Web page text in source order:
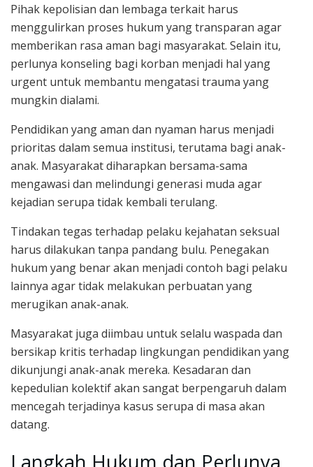
Pihak kepolisian dan lembaga terkait harus
menggulirkan proses hukum yang transparan agar
memberikan rasa aman bagi masyarakat. Selain itu,
perlunya konseling bagi korban menjadi hal yang
urgent untuk membantu mengatasi trauma yang
mungkin dialami.
Pendidikan yang aman dan nyaman harus menjadi
prioritas dalam semua institusi, terutama bagi anak-
anak. Masyarakat diharapkan bersama-sama
mengawasi dan melindungi generasi muda agar
kejadian serupa tidak kembali terulang.
Tindakan tegas terhadap pelaku kejahatan seksual
harus dilakukan tanpa pandang bulu. Penegakan
hukum yang benar akan menjadi contoh bagi pelaku
lainnya agar tidak melakukan perbuatan yang
merugikan anak-anak.
Masyarakat juga diimbau untuk selalu waspada dan
bersikap kritis terhadap lingkungan pendidikan yang
dikunjungi anak-anak mereka. Kesadaran dan
kepedulian kolektif akan sangat berpengaruh dalam
mencegah terjadinya kasus serupa di masa akan
datang.
Langkah Hukum dan Perlunya